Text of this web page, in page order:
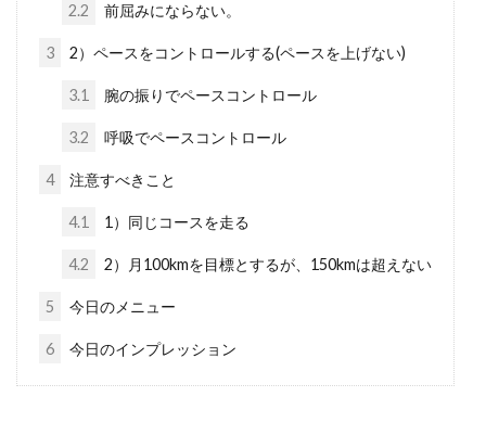
2.2 前屈みにならない。
3 2）ペースをコントロールする(ペースを上げない)
3.1 腕の振りでペースコントロール
3.2 呼吸でペースコントロール
4 注意すべきこと
4.1 1）同じコースを走る
4.2 2）月100kmを目標とするが、150kmは超えない
5 今日のメニュー
6 今日のインプレッション